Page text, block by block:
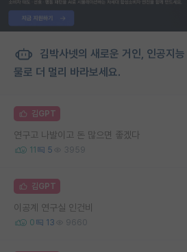
김박사넷의 새로운 거인, 인공지
물로 더 멀리 바라보세요.
김GPT
연구고 나발이고 돈 많으면 좋겠다
11 5 3959
김GPT
이공계 연구실 인건비
0 13 9660